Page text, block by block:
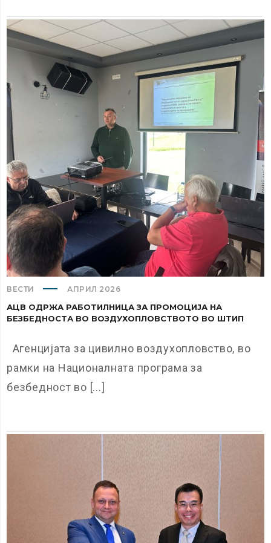
ВЕСТИ АПРИЛ 2026
АЦВ ОДРЖА РАБОТИЛНИЦА ЗА ПРОМОЦИЈА НА
БЕЗБЕДНОСТА ВО ВОЗДУХОПЛОВСТВОТО ВО ШТИП
Агенцијата за цивилно воздухопловство, во
рамки на Националната програма за
безбедност во [...]